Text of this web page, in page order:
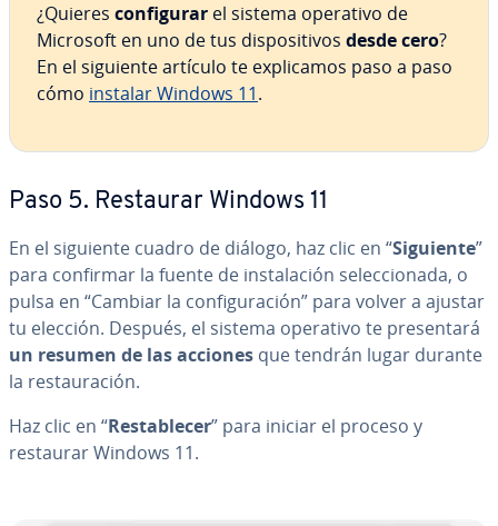
¿Quieres co­n­fi­gu­rar el sistema operativo de
Microsoft en uno de tus di­s­po­si­ti­vos desde cero?
En el siguiente artículo te ex­pli­ca­mos paso a paso
cómo instalar Windows 11.
Paso 5. Restaurar Windows 11
En el siguiente cuadro de diálogo, haz clic en “Siguiente”
para confirmar la fuente de in­s­ta­la­ción se­le­c­cio­na­da, o
pulsa en “Cambiar la co­n­fi­gu­ra­ción” para volver a ajustar
tu elección. Después, el sistema operativo te pre­se­n­ta­rá
un resumen de las acciones que tendrán lugar durante
la re­s­tau­ra­ción.
Haz clic en “Re­s­ta­ble­cer” para iniciar el proceso y
restaurar Windows 11.